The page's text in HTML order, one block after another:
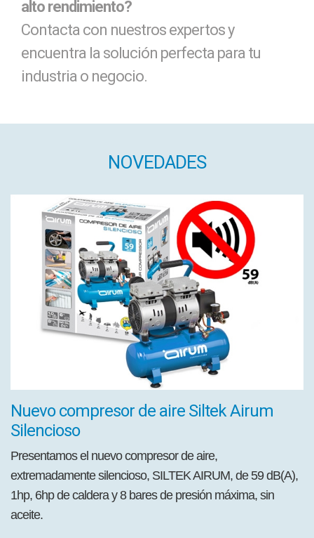
alto rendimiento?
Contacta con nuestros expertos y
encuentra la solución perfecta para tu
industria o negocio.
NOVEDADES
Nuevo compresor de aire Siltek Airum
Silencioso
Presentamos el nuevo compresor de aire,
extremadamente silencioso, SILTEK AIRUM, de 59 dB(A),
1hp, 6hp de caldera y 8 bares de presión máxima, sin
aceite.